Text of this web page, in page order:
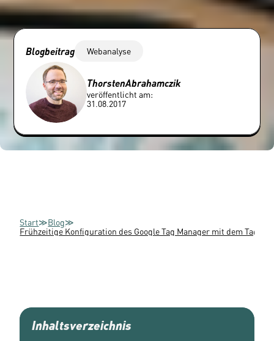
Blogbeitrag Webanalyse
ThorstenAbrahamczik
veröffentlicht am:
31.08.2017
Start≫Blog≫
Frühzeitige Konfiguration des Google Tag Manager mit dem Tag
Inhaltsverzeichnis